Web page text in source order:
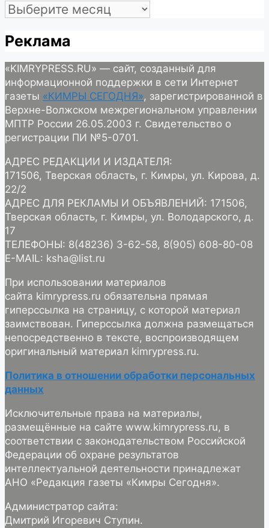
Архив
Реклама
«KIMRYPRESS.RU» — сайт, созданный для
информационной поддержки в сети Интернет
газеты «КИМРЫ СЕГОДНЯ», зарегистрированной в
Верхне-Волжском межрегиональном управлении
МПТР России 26.05.2003 г. Свидетельство о
регистрации ПИ №5-0701.
АДРЕС РЕДАКЦИИ И ИЗДАТЕЛЯ:
171506, Тверская область, г. Кимры, ул. Кирова, д.
22/2
АДРЕС ДЛЯ РЕКЛАМЫ И ОБЪЯВЛЕНИЙ: 171506,
Тверская область, г. Кимры, ул. Володарского, д.
17
ТЕЛЕФОНЫ: 8(48236) 3-62-58, 8(905) 608-80-08
E-MAIL: ksha@list.ru
При использовании материалов
сайта kimrypress.ru обязательна прямая
гиперссылка на страницу, с которой материал
заимствован. Гиперссылка должна размещаться
непосредственно в тексте, воспроизводящем
оригинальный материал kimrypress.ru.
Политика в отношении обработки персональных
данных
Исключительные права на материалы,
размещённые на сайте www.kimrypress.ru, в
соответствии с законодательством Российской
Федерации об охране результатов
интеллектуальной деятельности принадлежат
АНО «Редакция газеты «Кимры Сегодня».
Администратор сайта:
Дмитрий Игоревич Ступин.